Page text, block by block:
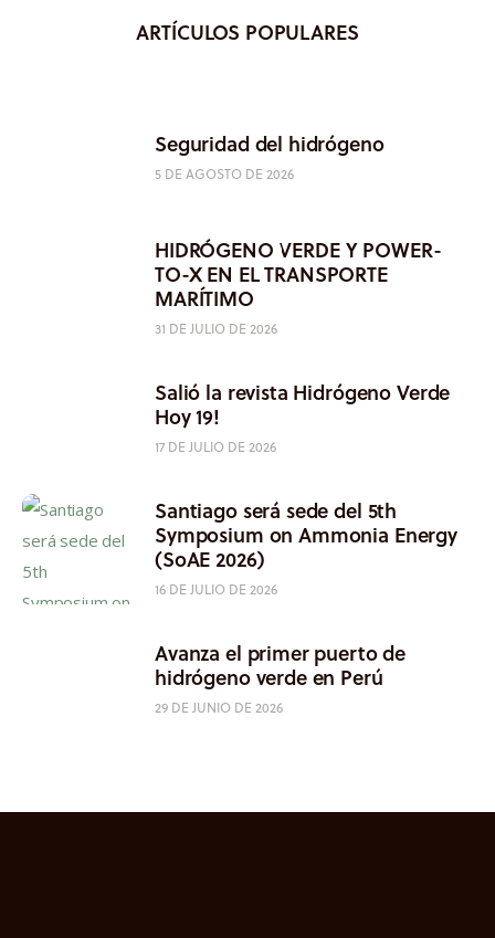
ARTÍCULOS POPULARES
Seguridad del hidrógeno
5 DE AGOSTO DE 2026
HIDRÓGENO VERDE Y POWER-
TO-X EN EL TRANSPORTE
MARÍTIMO
31 DE JULIO DE 2026
Salió la revista Hidrógeno Verde
Hoy 19!
17 DE JULIO DE 2026
Santiago será sede del 5th
Symposium on Ammonia Energy
(SoAE 2026)
16 DE JULIO DE 2026
Avanza el primer puerto de
hidrógeno verde en Perú
29 DE JUNIO DE 2026